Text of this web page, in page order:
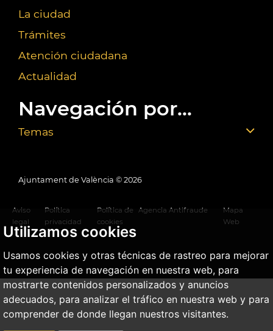
Utilizamos cookies
Usamos cookies y otras técnicas de rastreo para mejorar
tu experiencia de navegación en nuestra web, para
mostrarte contenidos personalizados y anuncios
adecuados, para analizar el tráfico en nuestra web y para
comprender de donde llegan nuestros visitantes.
La ciudad
Trámites
Atención ciudadana
Actualidad
Navegación por...
Temas
Ajuntament de València © 2026
Aviso
legal
Política
privacidad
Política de
cookies
Agencia Antifraude
Mapa
Web